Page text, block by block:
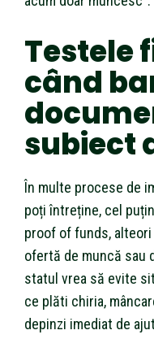
Testele
când
subiect
În multe procese de
poți întreține, cel
proof of funds,
ofertă de muncă sau
statul vrea să evite
ce plăti chiria,
depinzi imediat de